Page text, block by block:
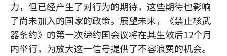
力，但已经产生了对行为的期待，这些期待也影响
了尚未加入的国家的政策。展望未来，《禁止核武
器条约》的第一次缔约国会议将在其生效后12个月
内举行，为放大这一信号提供了不容浪费的机会。